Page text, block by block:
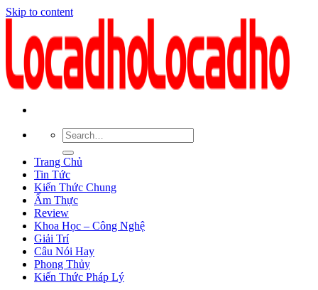
Skip to content
Trang Chủ
Tin Tức
Kiến Thức Chung
Ẩm Thực
Review
Khoa Học – Công Nghệ
Giải Trí
Câu Nói Hay
Phong Thủy
Kiến Thức Pháp Lý